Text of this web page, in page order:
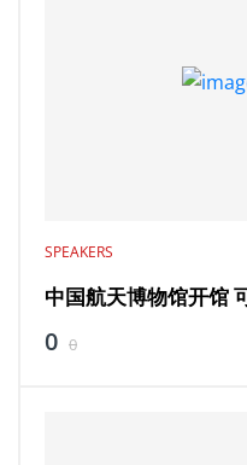
SPEAKERS
中国航天博物馆开馆
0 0